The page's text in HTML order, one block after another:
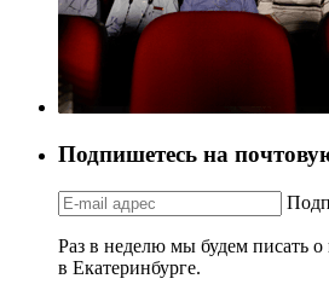
Подпишетесь на
Раз в неделю мы будем писать
в Екатеринбурге.